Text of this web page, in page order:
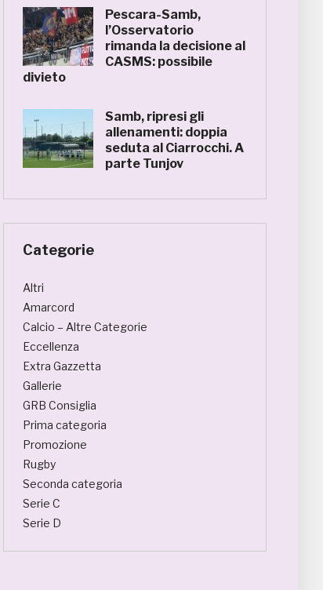
Pescara-Samb,
l’Osservatorio
rimanda la decisione al
CASMS: possibile
divieto
Samb, ripresi gli
allenamenti: doppia
seduta al Ciarrocchi. A
parte Tunjov
Categorie
Altri
Amarcord
Calcio – Altre Categorie
Eccellenza
Extra Gazzetta
Gallerie
GRB Consiglia
Prima categoria
Promozione
Rugby
Seconda categoria
Serie C
Serie D